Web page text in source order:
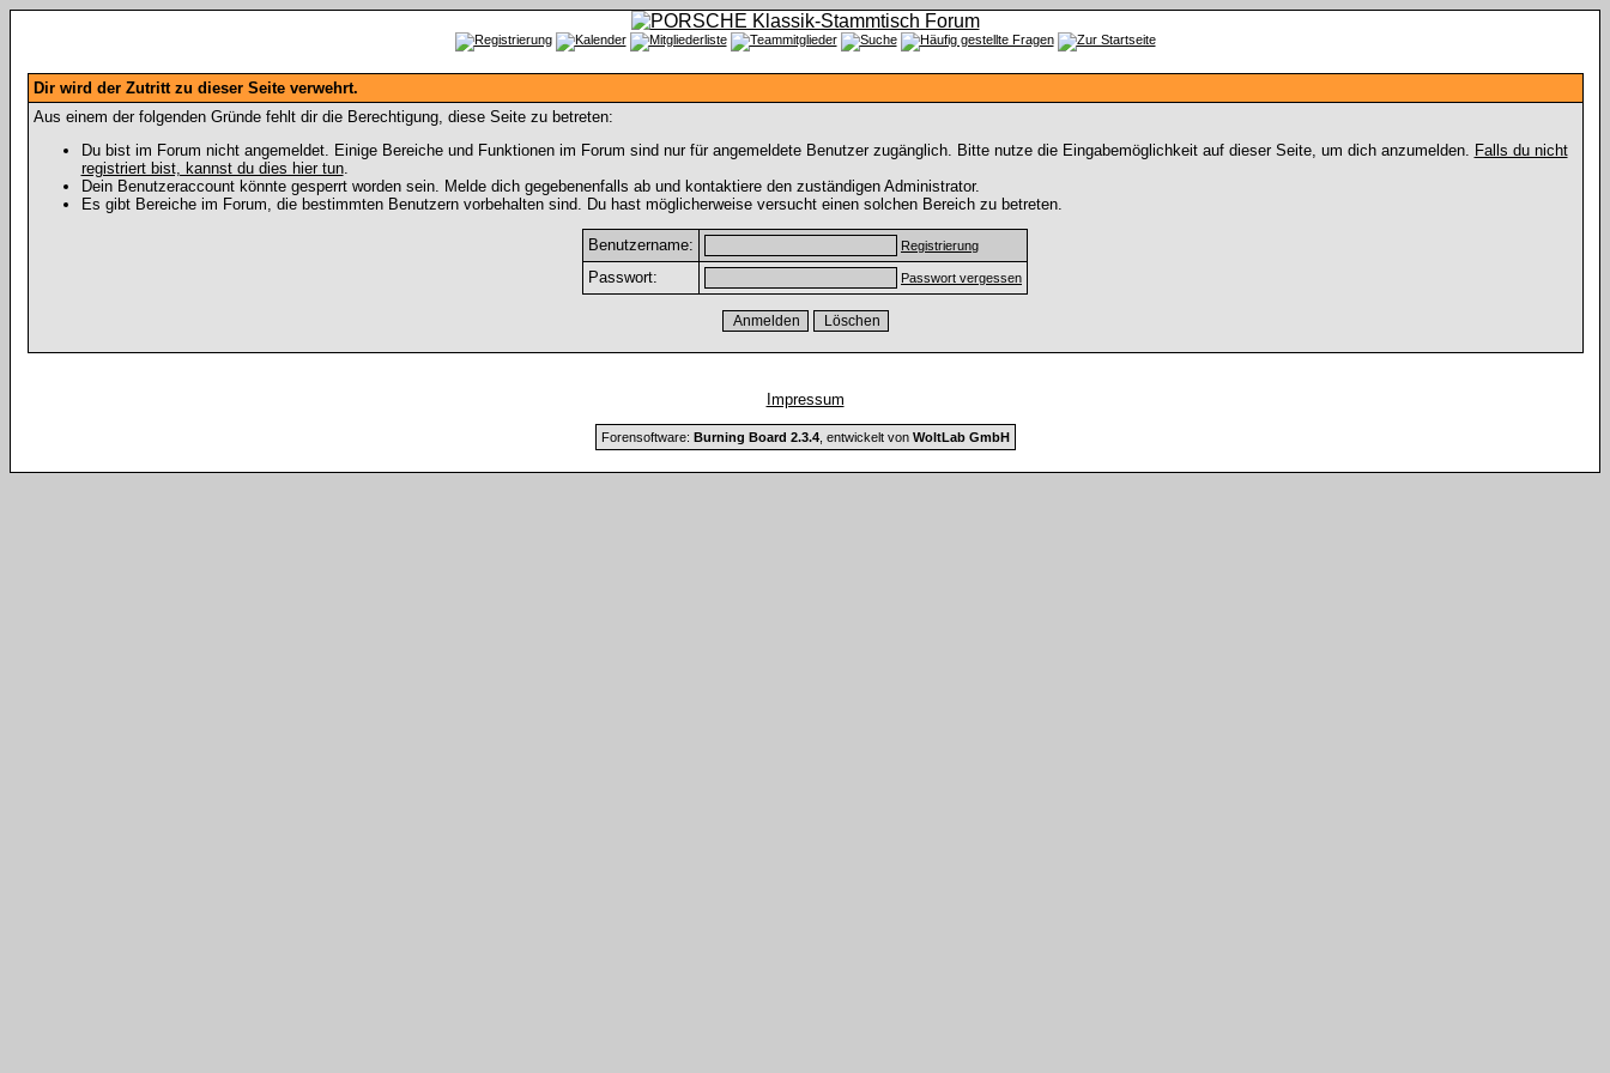
Dir wird der Zutritt zu dieser Seite verwehrt.
Aus einem der folgenden Gründe fehlt dir die Berechtigung, diese Seite zu betreten:
Du bist im Forum nicht angemeldet. Einige Bereiche und Funktionen im Forum sind nur für angemeldete Benutzer zugänglich. Bitte nutze die Eingabemöglichkeit auf dieser Seite, um dich anzumelden. Falls du nicht
registriert bist, kannst du dies hier tun.
Dein Benutzeraccount könnte gesperrt worden sein. Melde dich gegebenenfalls ab und kontaktiere den zuständigen Administrator.
Es gibt Bereiche im Forum, die bestimmten Benutzern vorbehalten sind. Du hast möglicherweise versucht einen solchen Bereich zu betreten.
Benutzername: Registrierung
Passwort: Passwort vergessen
Impressum
Forensoftware: Burning Board 2.3.4, entwickelt von WoltLab GmbH